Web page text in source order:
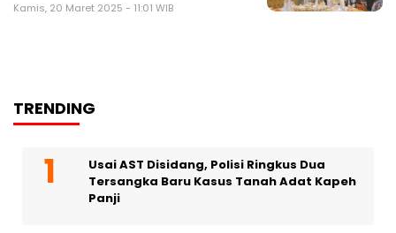
Kamis, 20 Maret 2025 - 11:01 WIB
TRENDING
Usai AST Disidang, Polisi Ringkus Dua
Tersangka Baru Kasus Tanah Adat Kapeh
Panji